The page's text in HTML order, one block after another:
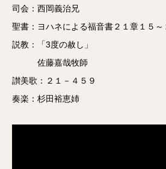
司会：西岡義治兄
聖書：ヨハネによる福音書２１章１５～
説教：「3度の赦し」
佐藤嘉哉牧師
讃美歌：２１－４５９
奏楽：杉田裕恵姉